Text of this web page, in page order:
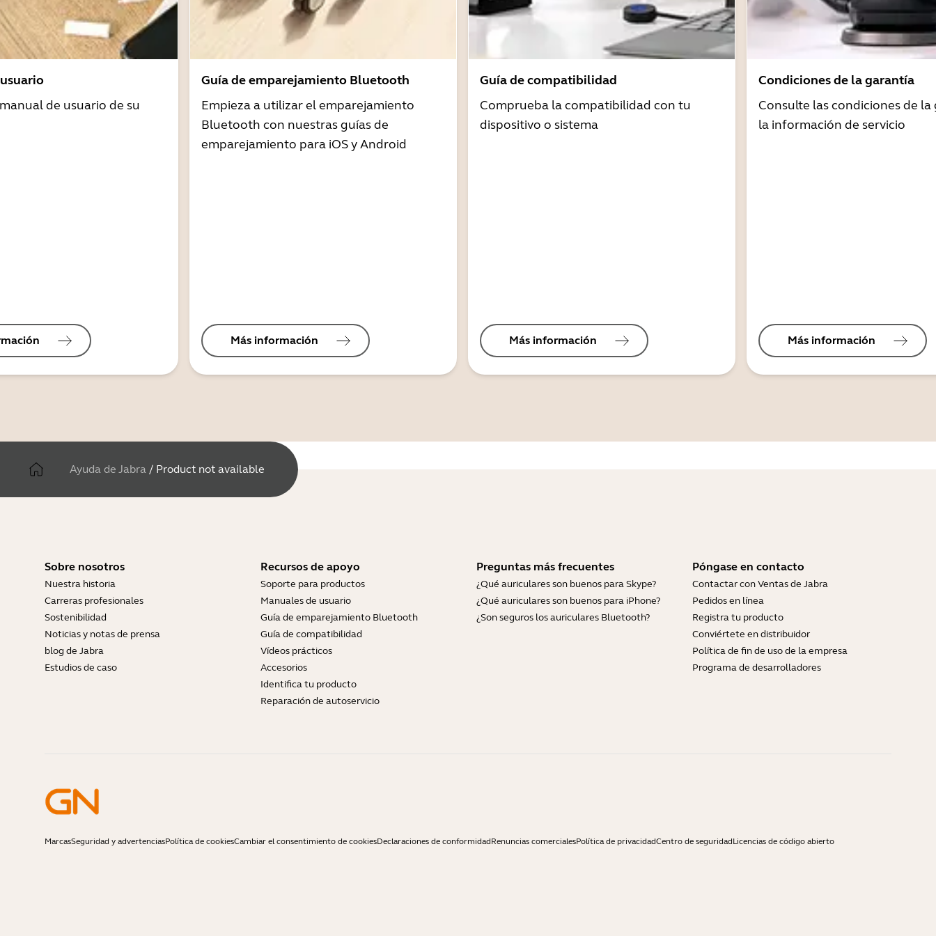
de usuario de su
Guía de emparejamiento Bluetooth
Empieza a utilizar el emparejamiento
Bluetooth con nuestras guías de
emparejamiento para iOS y Android
Más información
Guía de compatibilidad
Comprueba la compatibilidad con tu
dispositivo o sistema
Más información
Condiciones de la garantía
Consulte las condiciones de la
la información de servicio
Más información
Ayuda de Jabra / Product not available
Sobre nosotros
Nuestra historia
Carreras profesionales
Sostenibilidad
Noticias y notas de prensa
blog de Jabra
Estudios de caso
Recursos de apoyo
Soporte para productos
Manuales de usuario
Guía de emparejamiento Bluetooth
Guía de compatibilidad
Vídeos prácticos
Accesorios
Identifica tu producto
Reparación de autoservicio
Preguntas más frecuentes
¿Qué auriculares son buenos para Skype?
¿Qué auriculares son buenos para iPhone?
¿Son seguros los auriculares Bluetooth?
Póngase en contacto
Contactar con Ventas de Jabra
Pedidos en línea
Registra tu producto
Conviértete en distribuidor
Política de fin de uso de la empresa
Programa de desarrolladores
MarcasSeguridad y advertenciasPolítica de cookiesCambiar el consentimiento de cookiesDeclaraciones de conformidadRenuncias comercialesPolítica de privacidadCentro de seguridadLicencias de código abierto